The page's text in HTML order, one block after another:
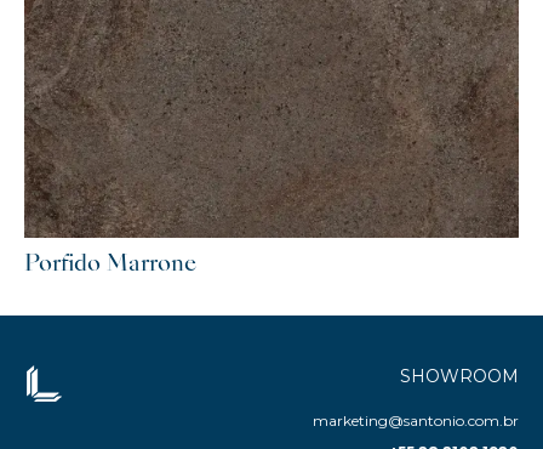
Porfido Marrone
SHOWROOM
marketing@santonio.com.br